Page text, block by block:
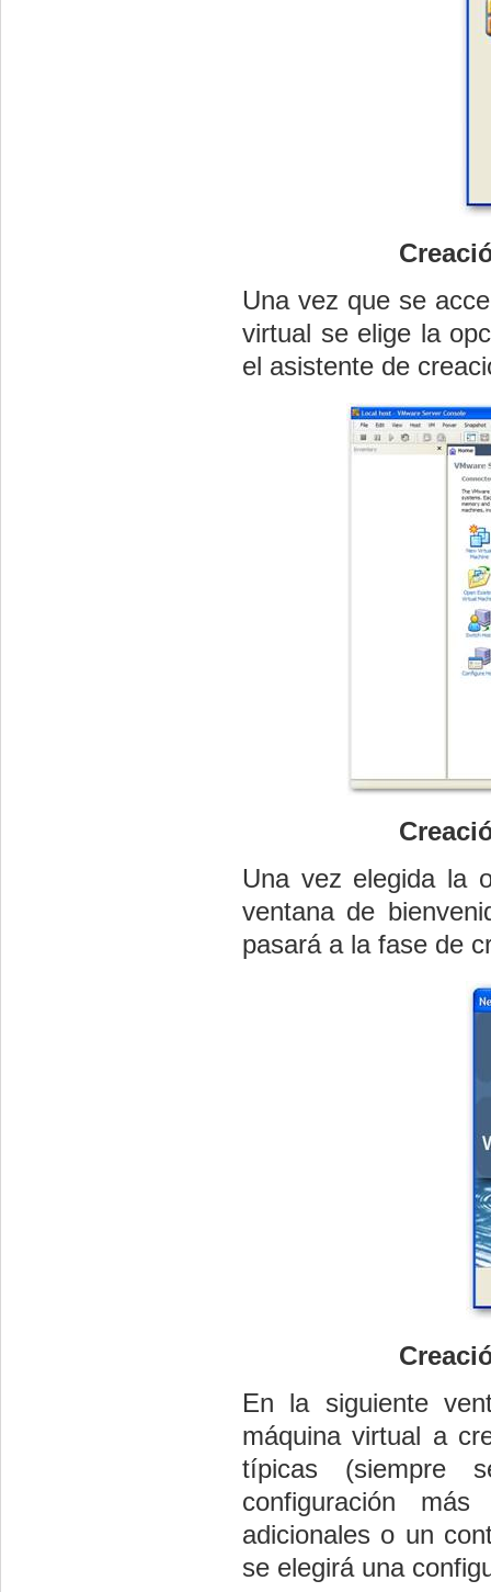
Una vez que se
virtual se elige la
el asistente de
Una vez elegida la
ventana de
pasará a la fase de
En la siguiente
máquina virtual a
típicas (siempre
configuración
adicionales o un
se elegirá una